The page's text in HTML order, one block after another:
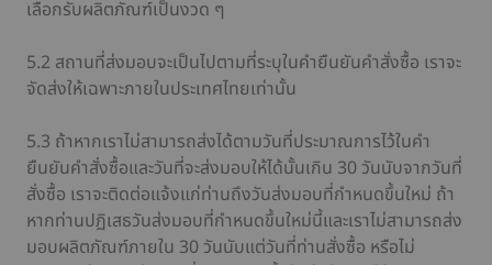
เลือกรับผลิตภัณฑ์เป็นงวด ๆ
5.2 สถานที่ส่งมอบจะเป็นไปตามที่ระบุในคำยืนยันคำสั่งซื้อ เราจะ
จัดส่งให้เฉพาะภายในประเทศไทยเท่านั้น
5.3 ถ้าหากเราไม่สามารถส่งได้ตามวันที่ประมาณการไว้ในคำ
ยืนยันคำสั่งซื้อและวันที่จะส่งมอบให้ได้นั้นเกิน 30 วันนับจากวันที่
สั่งซื้อ เราจะติดต่อแจ้งแก่ท่านถึงวันส่งมอบที่กำหนดขึ้นใหม่ ถ้า
หากท่านปฏิเสธวันส่งมอบที่กำหนดขึ้นใหม่นี้และเราไม่สามารถส่ง
มอบผลิตภัณฑ์ภายใน 30 วันนับแต่วันที่ท่านสั่งซื้อ หรือไม่